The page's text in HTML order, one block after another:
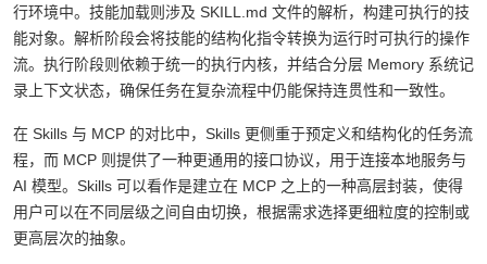
MCP Server 探测到新工具时，系统会将这些技能的元数据加载到运
行环境中。技能加载则涉及 SKILL.md 文件的解析，构建可执行的技
能对象。解析阶段会将技能的结构化指令转换为运行时可执行的操作
流。执行阶段则依赖于统一的执行内核，并结合分层 Memory 系统记
在 Skills 与 MCP 的对比中，Skills 更侧重于预定义和结构化的任务流
程，而 MCP 则提供了一种更通用的接口协议，用于连接本地服务与
AI 模型。Skills 可以看作是建立在 MCP 之上的一种高层封装，使得
用户可以在不同层级之间自由切换，根据需求选择更细粒度的控制或